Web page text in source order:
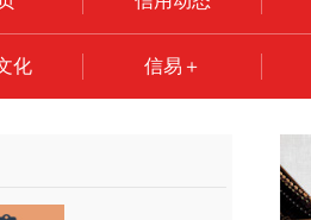
化 信易＋